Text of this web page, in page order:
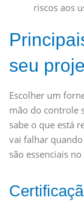
riscos aos
seu
Escolher um
mão do controle
sabe o que está
vai falhar
são essenciais